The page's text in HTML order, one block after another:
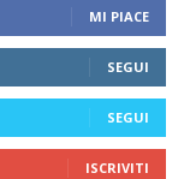
MI PIACE
SEGUI
SEGUI
ISCRIVITI